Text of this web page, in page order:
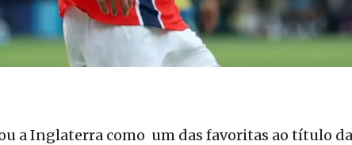
a Inglaterra como um das favoritas ao título